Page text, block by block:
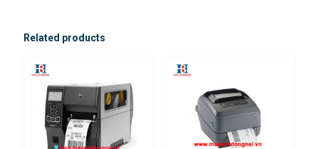
Related products